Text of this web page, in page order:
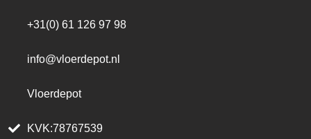
+31(0) 61 126 97 98
info@vloerdepot.nl
Vloerdepot
KVK:78767539